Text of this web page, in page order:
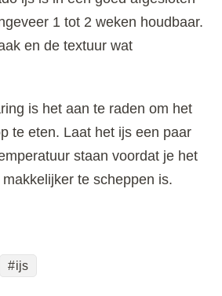
1 tot 2 weken houdbaar.
en de textuur wat
is het aan te raden om het
te eten. Laat het ijs een paar
staan voordat je het
te scheppen is.
ijs